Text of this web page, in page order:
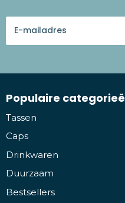
Populaire
Tassen
Caps
Drinkwaren
Duurzaam
Bestsellers